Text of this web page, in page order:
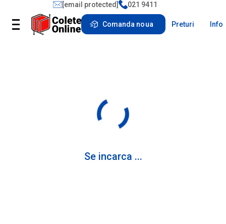
[email protected] 021 9411
Comanda noua Preturi Info
Se incarca ...